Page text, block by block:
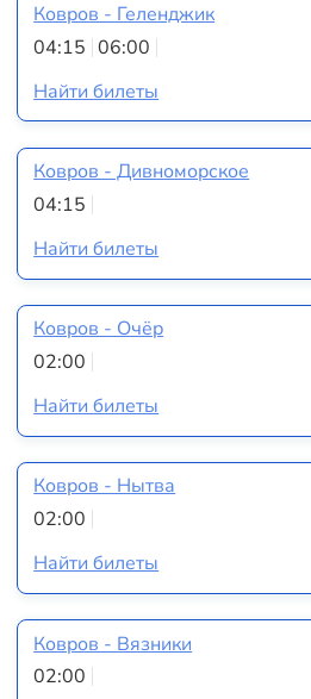
Ковров - Геленджик
04:15 06:00
Найти билеты
Ковров - Дивноморское
04:15
Найти билеты
Ковров - Очёр
02:00
Найти билеты
Ковров - Нытва
02:00
Найти билеты
Ковров - Вязники
02:00